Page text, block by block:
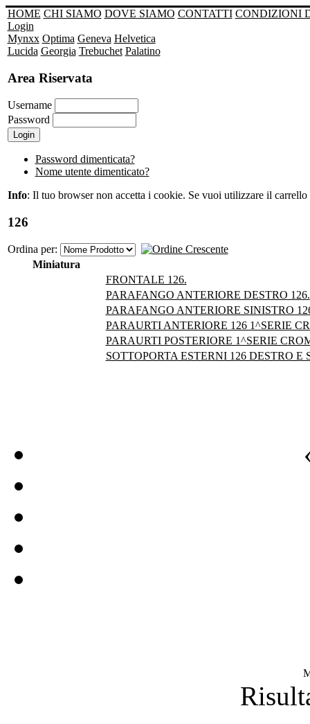
HOME CHI SIAMO DOVE SIAMO CONTATTI CONDIZIONI
Login
Mynxx Optima Geneva Helvetica
Lucida Georgia Trebuchet Palatino
Area Riservata
Username
Password
Password dimenticata?
Nome utente dimenticato?
Info: Il tuo browser non accetta i cookie. Se vuoi utilizzare il
126
Ordina per:
Miniatura
FRONTALE 126.
PARAFANGO ANTERIORE DESTRO 126.
PARAFANGO ANTERIORE SINISTRO
PARAURTI ANTERIORE 126 1^SERIE
PARAURTI POSTERIORE 1^SERIE
SOTTOPORTA ESTERNI 126 DESTRO E